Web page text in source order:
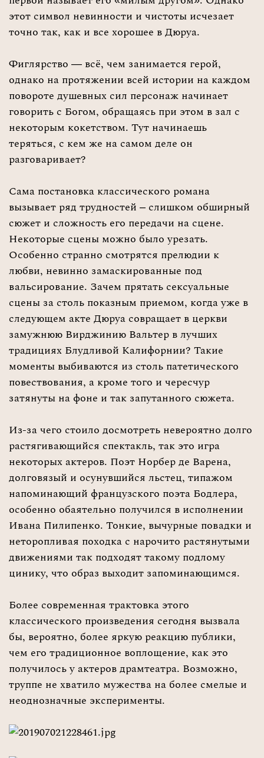
этот символ невинности и чистоты исчезает
точно так, как и все хорошее в Дюруа.
Фиглярство — всё, чем занимается герой,
однако на протяжении всей истории на каждом
повороте душевных сил персонаж начинает
говорить с Богом, обращаясь при этом в зал с
некоторым кокетством. Тут начинаешь
теряться, с кем же на самом деле он
разговаривает?
Сама постановка классического романа
вызывает ряд трудностей – слишком обширный
сюжет и сложность его передачи на сцене.
Некоторые сцены можно было урезать.
Особенно странно смотрятся прелюдии к
любви, невинно замаскированные под
вальсирование. Зачем прятать сексуальные
сцены за столь показным приемом, когда уже в
следующем акте Дюруа совращает в церкви
замужнюю Вирджинию Вальтер в лучших
традициях Блудливой Калифорнии? Такие
моменты выбиваются из столь патетического
повествования, а кроме того и чересчур
затянуты на фоне и так запутанного сюжета.
Из-за чего стоило досмотреть невероятно долго
растягивающийся спектакль, так это игра
некоторых актеров. Поэт Норбер де Варена,
долговязый и осунувшийся льстец, типажом
напоминающий французского поэта Бодлера,
особенно обаятельно получился в исполнении
Ивана Пилипенко. Тонкие, вычурные повадки и
неторопливая походка с нарочито растянутыми
движениями так подходят такому подлому
цинику, что образ выходит запоминающимся.
Более современная трактовка этого
классического произведения сегодня вызвала
бы, вероятно, более яркую реакцию публики,
чем его традиционное воплощение, как это
получилось у актеров драмтеатра. Возможно,
труппе не хватило мужества на более смелые и
неоднозначные эксперименты.